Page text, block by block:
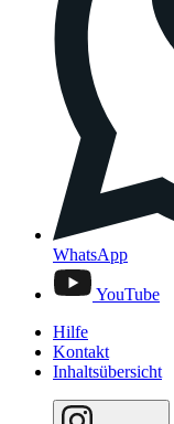
WhatsApp
YouTube
Hilfe
Kontakt
Inhaltsübersicht